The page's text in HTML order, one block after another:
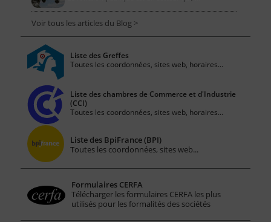
Voir tous les articles du Blog >
Liste des Greffes
Toutes les coordonnées, sites web, horaires...
Liste des chambres de Commerce et d'Industrie
(CCI)
Toutes les coordonnées, sites web, horaires...
Liste des BpiFrance (BPI)
Toutes les coordonnées, sites web...
Formulaires CERFA
Télécharger les formulaires CERFA les plus
utilisés pour les formalités des sociétés